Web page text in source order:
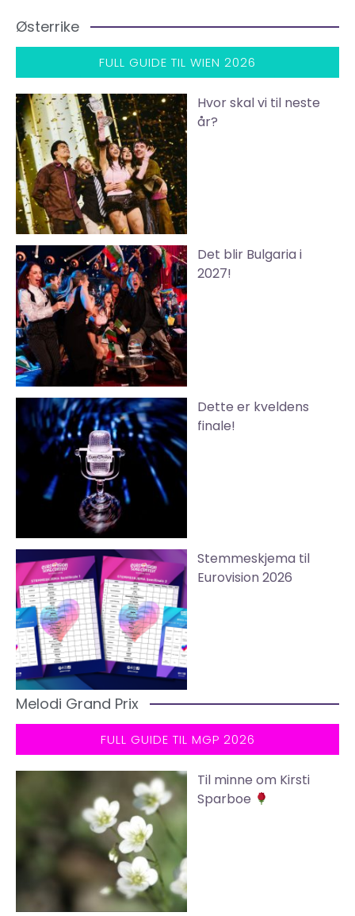
Østerrike
FULL GUIDE TIL WIEN 2026
Hvor skal vi til neste
år?
Det blir Bulgaria i
2027!
Dette er kveldens
finale!
Stemmeskjema til
Eurovision 2026
Melodi Grand Prix
FULL GUIDE TIL MGP 2026
Til minne om Kirsti
Sparboe